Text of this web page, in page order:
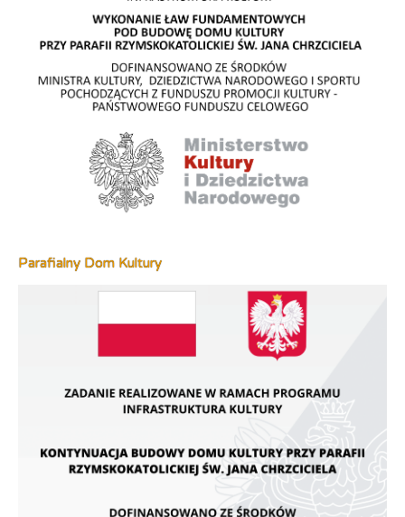
Parafialny Dom Kultury